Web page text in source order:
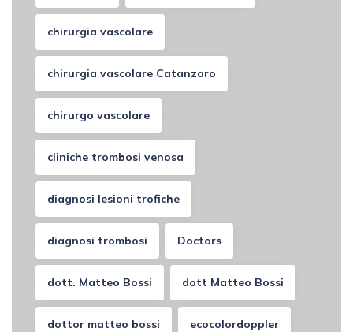
chirurgia vascolare
chirurgia vascolare Catanzaro
chirurgo vascolare
cliniche trombosi venosa
diagnosi lesioni trofiche
diagnosi trombosi Doctors
dott. Matteo Bossi dott Matteo Bossi
dottor matteo bossi ecocolordoppler